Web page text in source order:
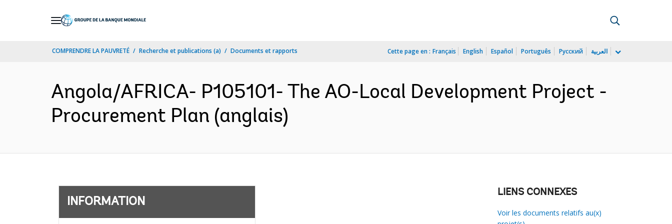
COMPRENDRE LA PAUVRETÉ Recherche et publications (a) Documents et rapports Cette page en : Français English Español Português Русский العربية
Angola/AFRICA- P105101- The AO-Local Development Project -
Procurement Plan (anglais)
INFORMATION
LIENS CONNEXES
Voir les documents relatifs au(x)